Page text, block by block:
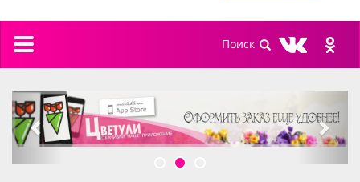
Toggle
previous